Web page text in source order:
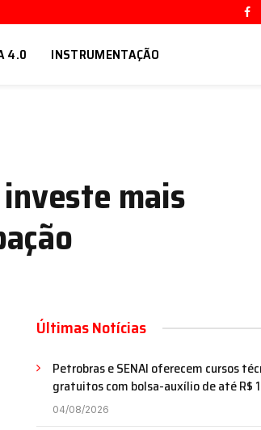
4.0 INSTRUMENTAÇÃO
mais
Últimas Notícias
Petrobras e SENAI oferecem cursos
gratuitos com bolsa-auxílio de até R$
04/08/2026